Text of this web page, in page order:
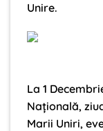
Unire.
La 1
Naţională,
Marii Uniri,